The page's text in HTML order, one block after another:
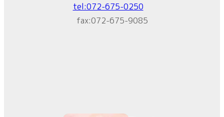
tel:072-675-0250
fax:072-675-9085